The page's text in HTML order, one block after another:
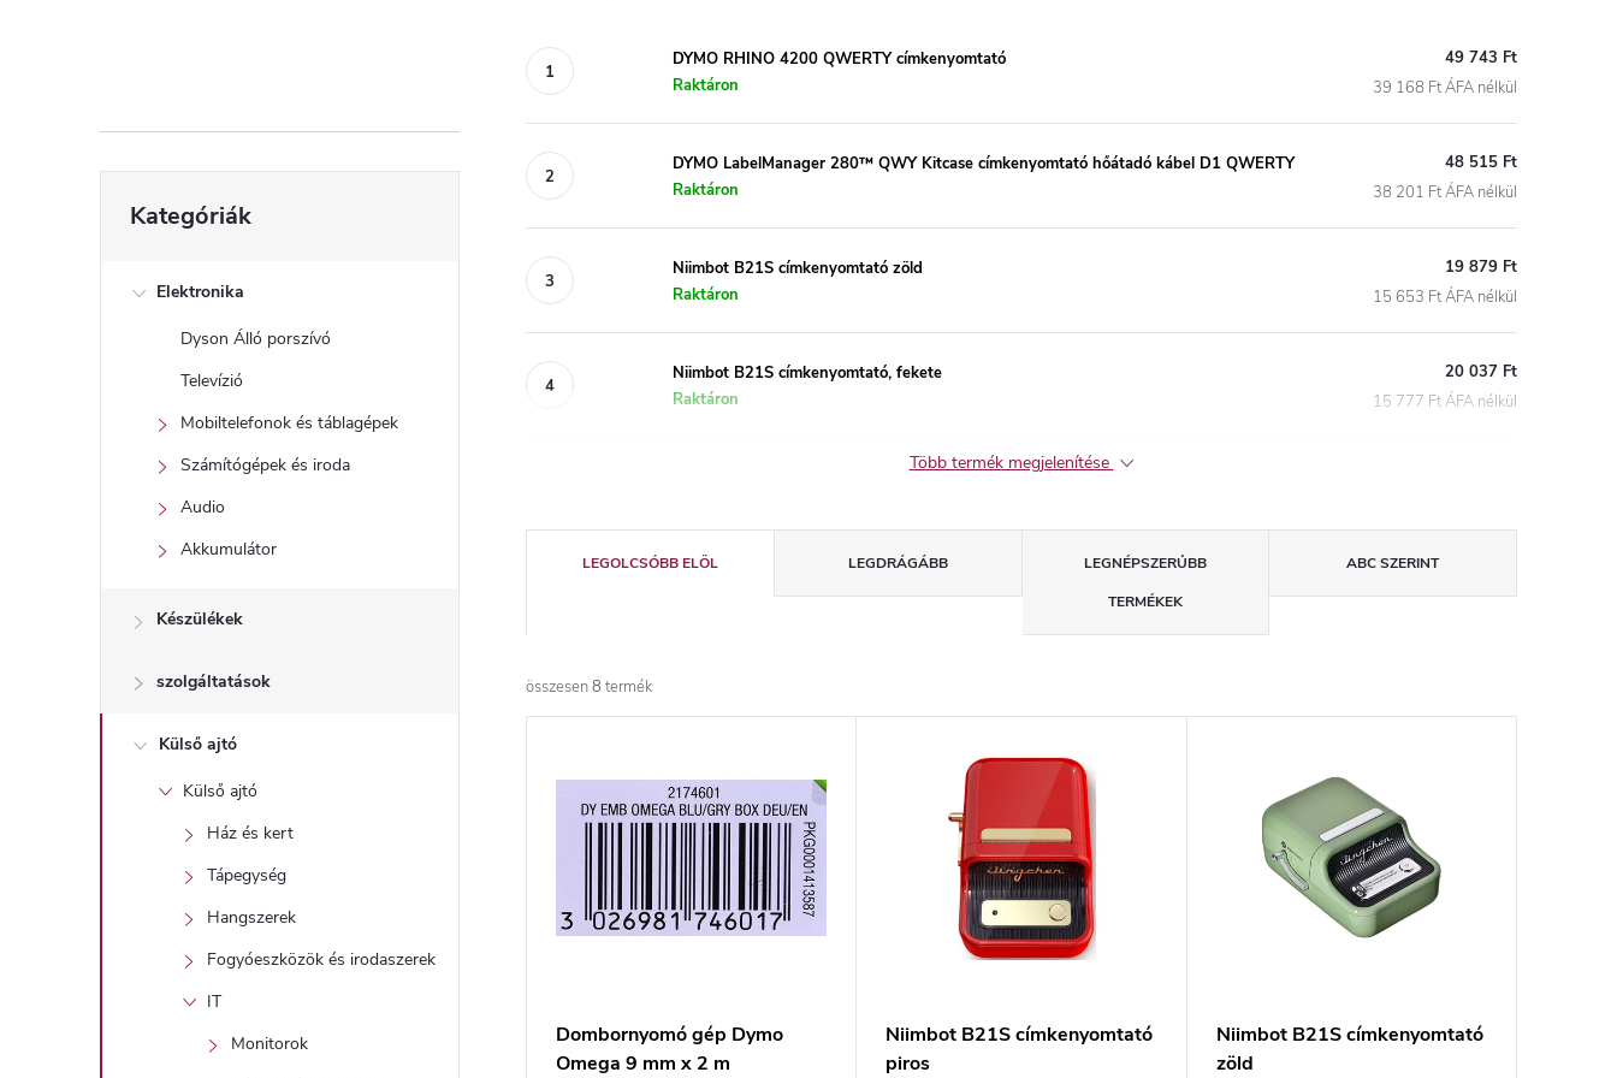
l
sátugrása
Kategóriák
Elektronika
Dyson Álló porszívó
Televízió
Mobiltelefonok és táblagépek
Számítógépek és iroda
Audio
Akkumulátor
Készülékek
szolgáltatások
Külső ajtó
Külső ajtó
Ház és kert
Tápegység
Hangszerek
Fogyóeszközök és irodaszerek
IT
Monitorok
DYMO RHINO 4200 QWERTY címkenyomtató
Raktáron
49 743 Ft
39 168 Ft ÁFA nélkül
DYMO LabelManager 280™ QWY Kitcase címkenyomtató hőátadó kábel D1 QWERTY
Raktáron
48 515 Ft
38 201 Ft ÁFA nélkül
Niimbot B21S címkenyomtató zöld
Raktáron
19 879 Ft
15 653 Ft ÁFA nélkül
Niimbot B21S címkenyomtató, fekete
Raktáron
20 037 Ft
15 777 Ft ÁFA nélkül
Több termék megjelenítése
e
r
m
LEGOLCSÓBB ELÖL LEGDRÁGÁBB
LEGNÉPSZERŰBB
TERMÉKEK
ABC SZERINT
összesen8 termék
m
Dombornyomó gép Dymo
Omega 9 mm x 2 m
Niimbot B21S címkenyomtató
piros
Niimbot B21S címkenyomtató
zöld